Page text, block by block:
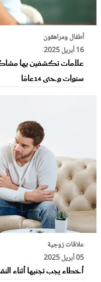
أطفال ومراهقون
16 أبريل 2025
سنوات وحتى 14عامًا
علاقات زوجية
05 أبريل 2025
أخطاء يجب تجنبها أثناء